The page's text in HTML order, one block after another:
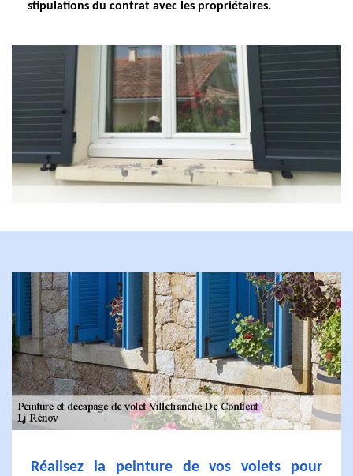
stipulations du contrat avec les propriétaires.
Réalisez la peinture de vos volets pour